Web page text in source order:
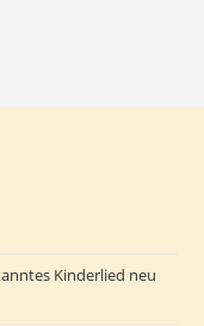
Kinderlied neu